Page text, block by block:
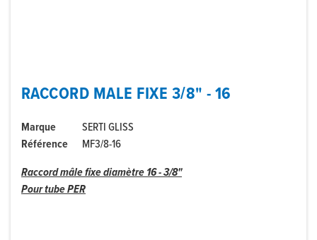
RACCORD MALE FIXE 3/8" - 16
Marque
SERTI GLISS
Référence
MF3/8-16
Raccord mâle fixe diamètre 16 - 3/8"
Pour tube PER